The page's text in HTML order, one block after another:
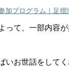
加プログラム｜足摺
って、一部内容
いお世話をしてく